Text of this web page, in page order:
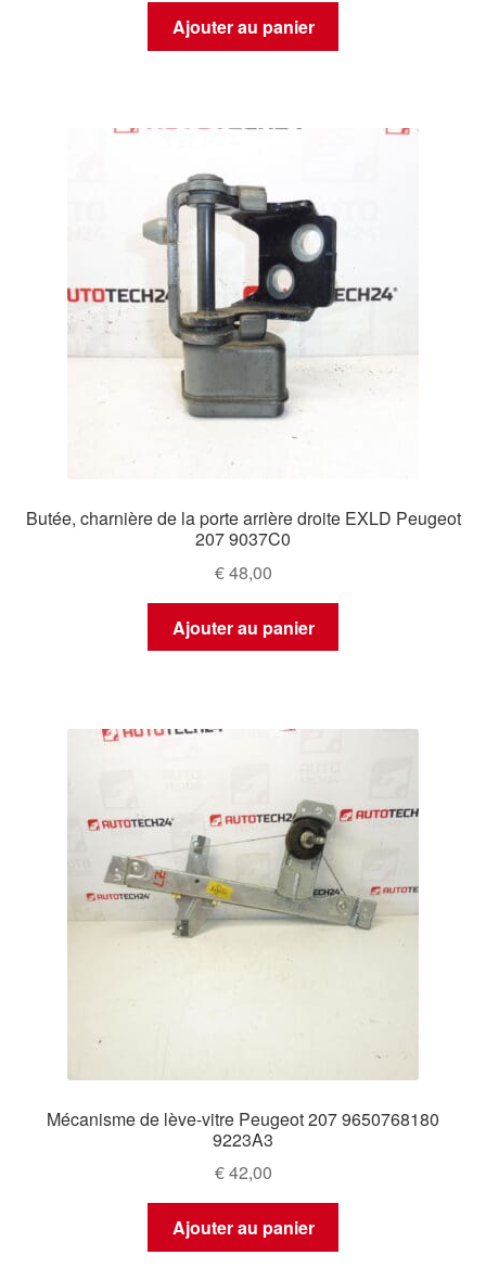
Ajouter au panier
Butée, charnière de la porte arrière droite EXLD Peugeot
207 9037C0
€48,00
Ajouter au panier
Mécanisme de lève-vitre Peugeot 207 9650768180
9223A3
€42,00
Ajouter au panier